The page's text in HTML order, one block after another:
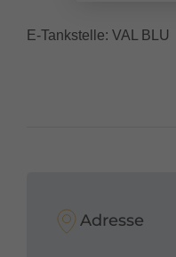
E-Tankstelle: VAL BLU
Adresse